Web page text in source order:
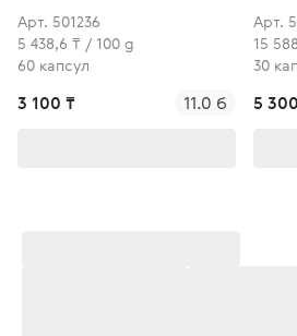
Арт. 501236
5 438,6 ₸ / 100 g
60 капсул
3 100 ₸ 11.0 б
Арт.
15
30
5